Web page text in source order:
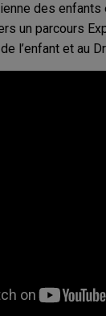
des enfants
un parcours
l’enfant et au